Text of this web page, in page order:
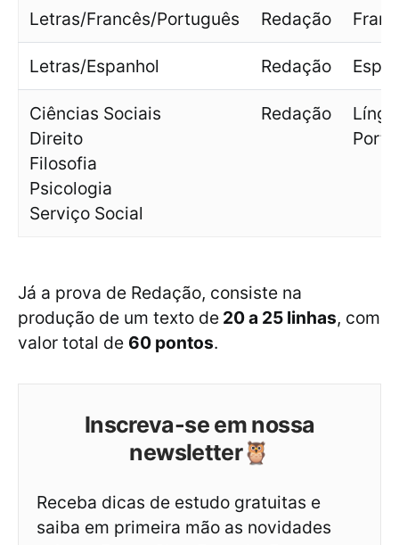
Letras/Francês/Português Redação
Letras/Espanhol Redação
Ciências Sociais
Direito
Filosofia
Psicologia
Serviço Social
Redação
Já a prova de Redação, consiste na
produção de um texto de 20 a 25 linhas, com
valor total de 60 pontos.
Inscreva-se em nossa
newsletter🦉
Receba dicas de estudo gratuitas e
saiba em primeira mão as novidades